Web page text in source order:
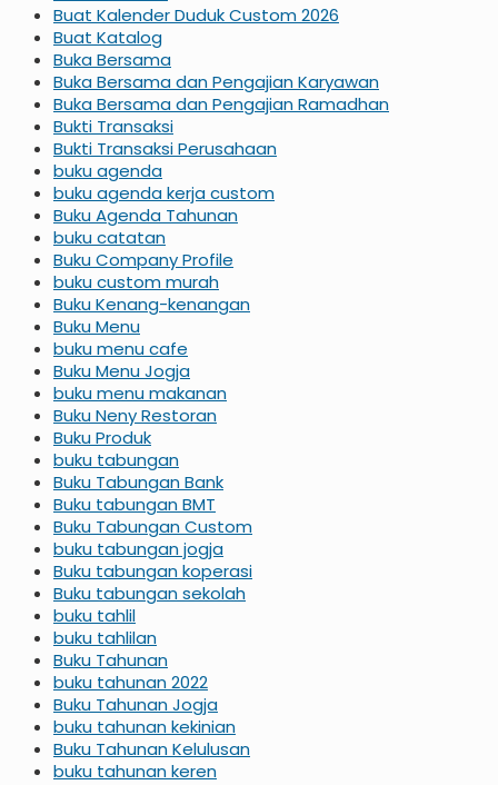
Buat Kalender Duduk Custom 2026
Buat Katalog
Buka Bersama
Buka Bersama dan Pengajian Karyawan
Buka Bersama dan Pengajian Ramadhan
Bukti Transaksi
Bukti Transaksi Perusahaan
buku agenda
buku agenda kerja custom
Buku Agenda Tahunan
buku catatan
Buku Company Profile
buku custom murah
Buku Kenang-kenangan
Buku Menu
buku menu cafe
Buku Menu Jogja
buku menu makanan
Buku Neny Restoran
Buku Produk
buku tabungan
Buku Tabungan Bank
Buku tabungan BMT
Buku Tabungan Custom
buku tabungan jogja
Buku tabungan koperasi
Buku tabungan sekolah
buku tahlil
buku tahlilan
Buku Tahunan
buku tahunan 2022
Buku Tahunan Jogja
buku tahunan kekinian
Buku Tahunan Kelulusan
buku tahunan keren